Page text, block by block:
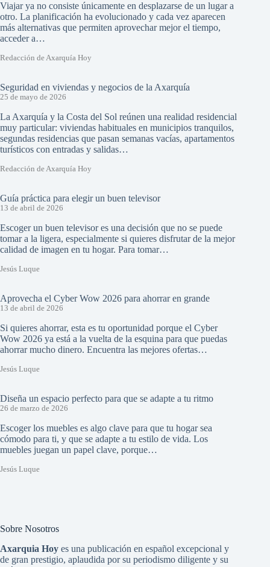
Viajar ya no consiste únicamente en desplazarse de un lugar a
otro. La planificación ha evolucionado y cada vez aparecen
más alternativas que permiten aprovechar mejor el tiempo,
acceder a…
Redacción de Axarquía Hoy
Seguridad en viviendas y negocios de la Axarquía
25 de mayo de 2026
La Axarquía y la Costa del Sol reúnen una realidad residencial
muy particular: viviendas habituales en municipios tranquilos,
segundas residencias que pasan semanas vacías, apartamentos
turísticos con entradas y salidas…
Redacción de Axarquía Hoy
Guía práctica para elegir un buen televisor
13 de abril de 2026
Escoger un buen televisor es una decisión que no se puede
tomar a la ligera, especialmente si quieres disfrutar de la mejor
calidad de imagen en tu hogar. Para tomar…
Jesús Luque
Aprovecha el Cyber Wow 2026 para ahorrar en grande
13 de abril de 2026
Si quieres ahorrar, esta es tu oportunidad porque el Cyber
Wow 2026 ya está a la vuelta de la esquina para que puedas
ahorrar mucho dinero. Encuentra las mejores ofertas…
Jesús Luque
Diseña un espacio perfecto para que se adapte a tu ritmo
26 de marzo de 2026
Escoger los muebles es algo clave para que tu hogar sea
cómodo para ti, y que se adapte a tu estilo de vida. Los
muebles juegan un papel clave, porque…
Jesús Luque
Sobre Nosotros
Axarquia Hoy es una publicación en español excepcional y
de gran prestigio, aplaudida por su periodismo diligente y su